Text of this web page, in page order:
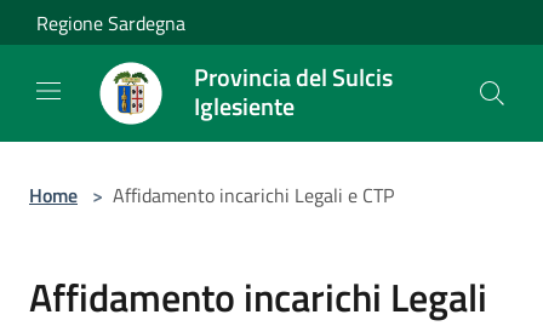
Salta al contenuto principale
Regione Sardegna
Provincia del Sulcis
Iglesiente
Home > Affidamento incarichi Legali e CTP
Affidamento incarichi Legali